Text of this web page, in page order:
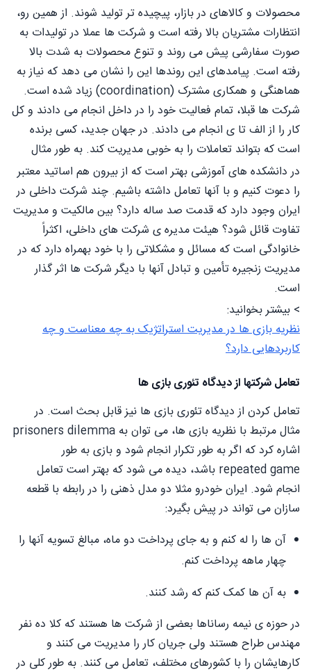
محصولات و کالاهای در بازار، پیچیده تر تولید شوند. از همین رو،
انتظارات مشتریان بالا رفته است و شرکت ها عملا در تولیدات به
صورت سفارشی پیش می روند و تنوع محصولات به شدت بالا
رفته است. پیامدهای این روندها این را نشان می دهد که نیاز به
هماهنگی و همکاری مشترک (coordination) زیاد شده است.
شرکت ها قبلا، تمام فعالیت خود را در داخل انجام می دادند و کل
کار را از الف تا ی انجام می دادند. در جهان جدید، کسی برنده
است که بتواند تعاملات را به خوبی مدیریت کند. به طور مثال
در دانشکده های آموزشی بهتر است که از بیرون هم اساتید معتبر
را دعوت کنیم و با آنها تعامل داشته باشیم. چند شرکت داخلی در
ایران وجود دارد که قدمت صد ساله دارد؟ بین مالکیت و مدیریت
تفاوت قائل شود؟ هیئت مدیره ی شرکت های داخلی، اکثراً
خانوادگی است که مسائل و مشکلاتی را با خود بهمراه دارد که در
مدیریت زنجیره تأمین و تبادل آنها با دیگر شرکت ها اثر گذار
است.
> بیشتر بخوانید:
نظریه بازی ها در مدیریت استراتژیک به چه معناست و چه
کاربردهایی دارد؟
تعامل شرکتها از دیدگاه تئوری بازی ها
تعامل کردن از دیدگاه تئوری بازی ها نیز قابل بحث است. در
مثال مرتبط با نظریه بازی ها، می توان به prisoners dilemma
اشاره کرد که اگر به طور تکرار انجام شود و بازی به طور
repeated game باشد، دیده می شود که بهتر است تعامل
انجام شود. ایران خودرو مثلا دو مدل ذهنی را در رابطه با قطعه
سازان می تواند در پیش بگیرد:
آن ها را له کنم و به جای پرداخت دو ماه، مبالغ تسویه آنها را
چهار ماهه پرداخت کنم.
به آن ها کمک کنم که رشد کنند.
در حوزه ی نیمه رساناها بعضی از شرکت ها هستند که کلا ده نفر
مهندس طراح هستند ولی جریان کار را مدیریت می کنند و
کارهایشان را با کشورهای مختلف، تعامل می کنند. به طور کلی در